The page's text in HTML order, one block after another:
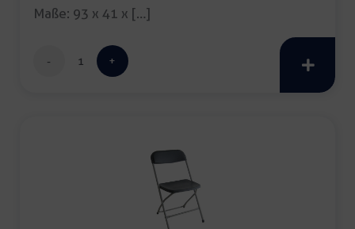
Maße: 93 x 41 x […]
Bankettstuhl